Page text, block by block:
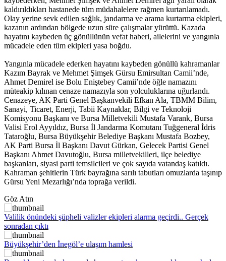
kaldırıldıkları hastanede tüm müdahalelere rağmen kurtarılamadı.
Olay yerine sevk edilen sağlık, jandarma ve arama kurtarma ekipleri,
kazanın ardından bölgede uzun süre çalışmalar yürüttü. Kazada
hayatını kaybeden üç gönüllünün vefat haberi, ailelerini ve yangınla
mücadele eden tüm ekipleri yasa boğdu.
Yangınla mücadele ederken hayatını kaybeden gönüllü kahramanlar
Kazım Bayrak ve Mehmet Şimşek Gürsu Emirsultan Camii’nde,
Ahmet Demirel ise Bolu Eniştebey Camii’nde öğle namazını
müteakip kılınan cenaze namazıyla son yolculuklarına uğurlandı.
Cenazeye, AK Parti Genel Başkanvekili Efkan Ala, TBMM Bilim,
Sanayi, Ticaret, Enerji, Tabii Kaynaklar, Bilgi ve Teknoloji
Komisyonu Başkanı ve Bursa Milletvekili Mustafa Varank, Bursa
Valisi Erol Ayyıldız, Bursa İl Jandarma Komutanı Tuğgeneral İdris
Tataroğlu, Bursa Büyükşehir Belediye Başkanı Mustafa Bozbey,
AK Parti Bursa İl Başkanı Davut Gürkan, Gelecek Partisi Genel
Başkanı Ahmet Davutoğlu, Bursa milletvekilleri, ilçe belediye
başkanları, siyasi parti temsilcileri ve çok sayıda vatandaş katıldı.
Kahraman şehitlerin Türk bayrağına sarılı tabutları omuzlarda taşınıp
Gürsu Yeni Mezarlığı’nda toprağa verildi.
Göz Atın
Valilik önündeki şüpheli valizler ekipleri alarma geçirdi.. Gerçek
sonradan çıktı
Büyükşehir’den İnegöl’e ulaşım hamlesi